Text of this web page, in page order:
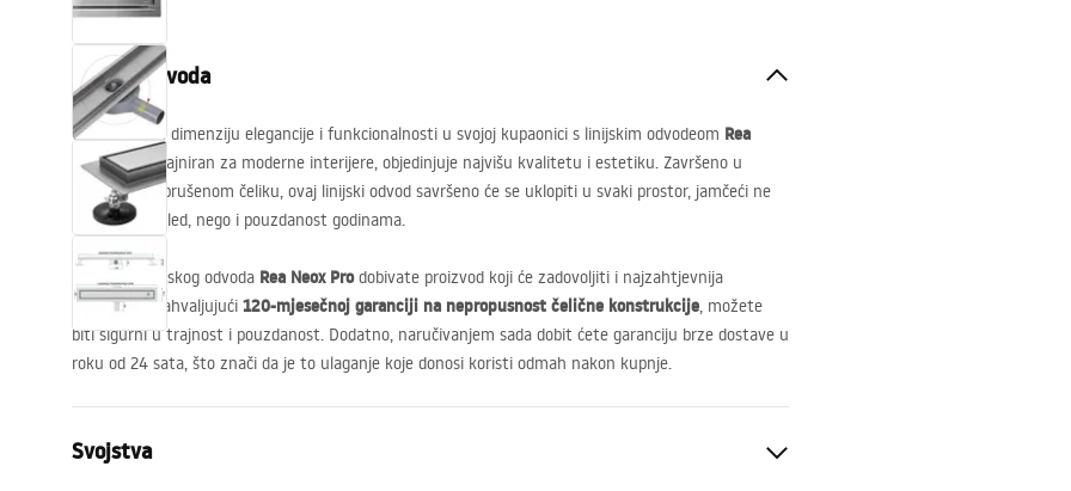
Opis proizvoda
Otkrijte novu dimenziju elegancije i funkcionalnosti u svojoj kupaonici s linijskim odvodeom Rea
Neox Pro. Dizajniran za moderne interijere, objedinjuje najvišu kvalitetu i estetiku. Završeno u
elegantnom brušenom čeliku, ovaj linijski odvod savršeno će se uklopiti u svaki prostor, jamčeći ne
samo lijep izgled, nego i pouzdanost godinama.
Odabirom linijskog odvoda Rea Neox Prodobivate proizvod koji će zadovoljiti i najzahtjevnija
očekivanja. Zahvaljujući 120-mjesečnoj garanciji na nepropusnost čelične konstrukcije, možete
biti sigurni u trajnost i pouzdanost. Dodatno, naručivanjem sada dobit ćete garanciju brze dostave u
roku od 24 sata, što znači da je to ulaganje koje donosi koristi odmah nakon kupnje.
Svojstva